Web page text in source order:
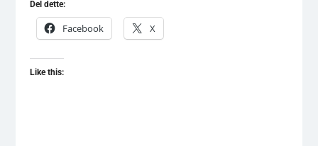
Del dette:
Facebook X
Like this: